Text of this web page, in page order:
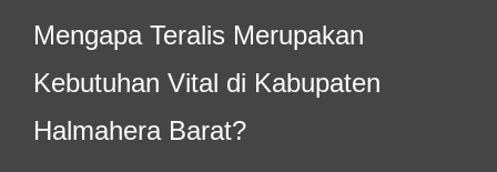
Mengapa Teralis Merupakan
Kebutuhan Vital di Kabupaten
Halmahera Barat?